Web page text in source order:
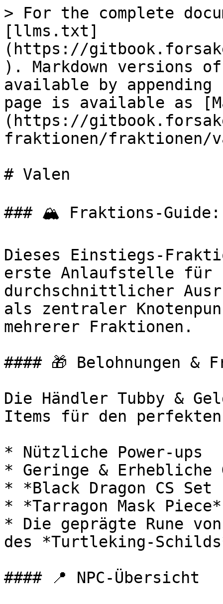
> For the complete
[llms.txt]
(https://
). Markdown versions
available by
page is available as
(https://
fraktionen/fraktionen/
# Valen
### 🏔️ Fraktions-Guide:
Dieses Einstiegs-
erste Anlaufstelle für
durchschnittlicher
als zentraler
mehrerer Fraktionen.
#### 🎁 Belohnungen &
Die Händler Tubby &
Items für den
* Nützliche Power-ups
* Geringe & Erhebliche
* *Black Dragon CS
* *Tarragon Mask Piece*
* Die geprägte Rune
des *Turtleking-
#### 📍 NPC-Übersicht